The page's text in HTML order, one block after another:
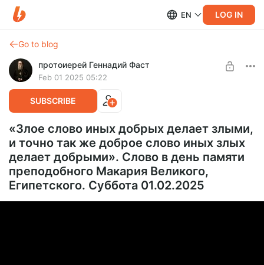
EN LOG IN
Go to blog
протоиерей Геннадий Фаст
Feb 01 2025 05:22
SUBSCRIBE
«Злое слово иных добрых делает злыми,
и точно так же доброе слово иных злых
делает добрыми». Слово в день памяти
преподобного Макария Великого,
Египетского. Суббота 01.02.2025